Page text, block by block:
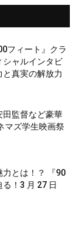
フィート』クラ
シャルインタビ
と真実の解放力
田監督など豪華
マズ学生映画祭
力とは！？ 『90
！3 月 27 日